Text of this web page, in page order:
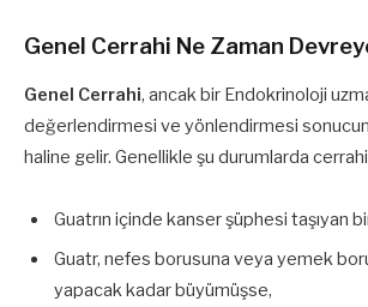
Genel Cerrahi Ne Zaman
Genel Cerrahi, ancak bir Endokrinoloji
değerlendirmesi ve yönlendirmesi
haline gelir. Genellikle şu durumlarda
Guatrın içinde kanser şüphesi taşıyan
Guatr, nefes borusuna veya yemek
yapacak kadar büyümüşse,